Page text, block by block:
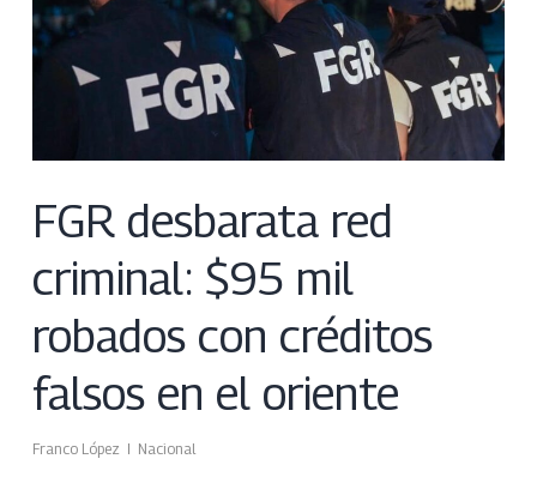
FGR desbarata red
criminal: $95 mil
robados con créditos
falsos en el oriente
Franco López Nacional